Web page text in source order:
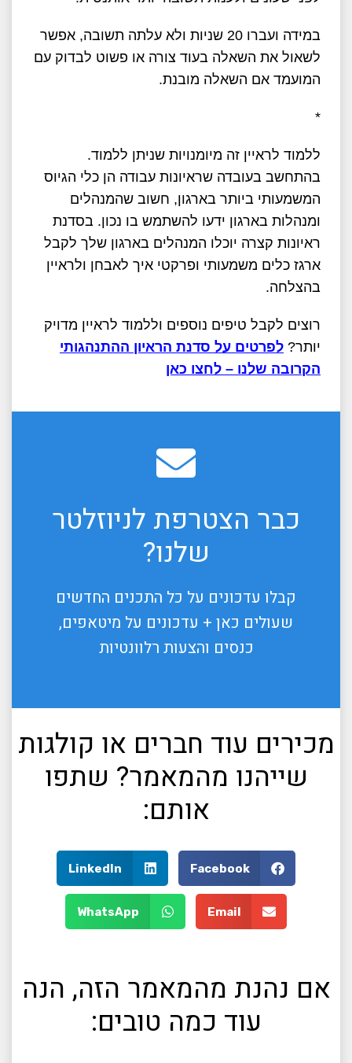
במידה ועברו 20 שניות ולא עלתה תשובה, אפשר
לשאול את השאלה בעוד צורה או פשוט לבדוק עם
המועמד אם השאלה מובנת.
*
ללמוד לראיין זה מיומנויות שניתן ללמוד.
בהתחשב בעובדה שראיונות עבודה הן כלי הגיוס
המשמעותי ביותר בארגון, חשוב שהמנהלים
ומנהלות בארגון ידעו להשתמש בו נכון. בסדנת
ראיונות קצרה יוכלו המנהלים בארגון שלך לקבל
ארגז כלים משמעותי ופרקטי איך לאבחן ולראיין
בהצלחה.
רוצים לקבל טיפים נוספים וללמוד לראיין מדויק
יותר? לפרטים על סדנת הראיון ההתנהגותי
הקרובה שלנו – לחצו כאן
כבר הצטרפת לניוזלטר
שלנו?
קבלו עדכונים על כל התכנים החדשים
שעולים כאן + עדכונים על מיטאפים,
כנסים והצעות רלוונטיות
מכירים עוד חברים או קולגות
שייהנו מהמאמר? שתפו
אותם:
Facebook
LinkedIn
Email
WhatsApp
אם נהנת מהמאמר הזה, הנה
עוד כמה טובים: